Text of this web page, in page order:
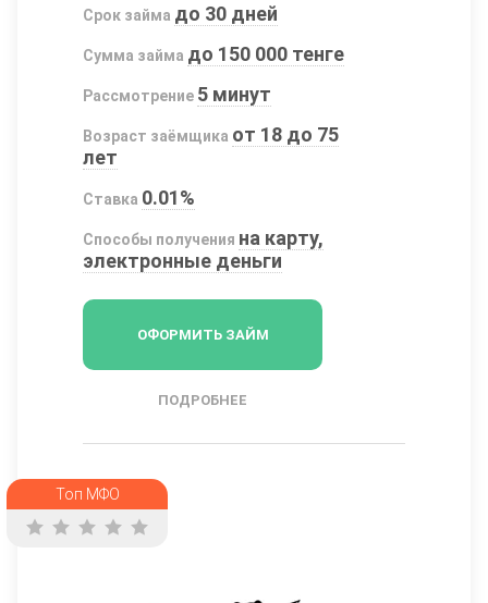
Срок займа до 30 дней
Сумма займа до 150 000 тенге
Рассмотрение 5 минут
Возраст заёмщика от 18 до 75
лет
Ставка 0.01%
Способы получения на карту,
электронные деньги
ОФОРМИТЬ ЗАЙМ
ПОДРОБНЕЕ
Топ МФО